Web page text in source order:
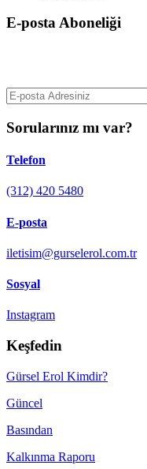
E-posta Aboneliği
Sorularınız mı var?
Telefon
(312) 420 5480
E-posta
iletisim@gurselerol.com.tr
Sosyal
Instagram
Keşfedin
Gürsel Erol Kimdir?
Güncel
Basından
Kalkınma Raporu